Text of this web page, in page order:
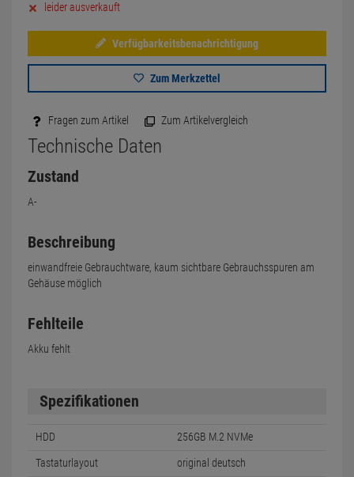
leider ausverkauft
Verfügbarkeitsbenachrichtigung
Zum Merkzettel
Fragen zum Artikel Zum Artikelvergleich
Technische Daten
Zustand
A-
Beschreibung
einwandfreie Gebrauchtware, kaum sichtbare Gebrauchsspuren am
Gehäuse möglich
Fehlteile
Akku fehlt
Spezifikationen
HDD 256GB M.2 NVMe
Tastaturlayout original deutsch